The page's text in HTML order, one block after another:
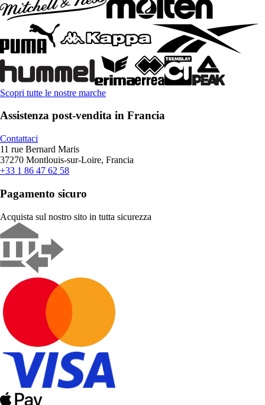
Scopri tutte le nostre marche
Assistenza post-vendita in Francia
Contattaci
11 rue Bernard Maris
37270 Montlouis-sur-Loire, Francia
+33 1 86 47 62 58
Pagamento sicuro
Acquista sul nostro sito in tutta sicurezza